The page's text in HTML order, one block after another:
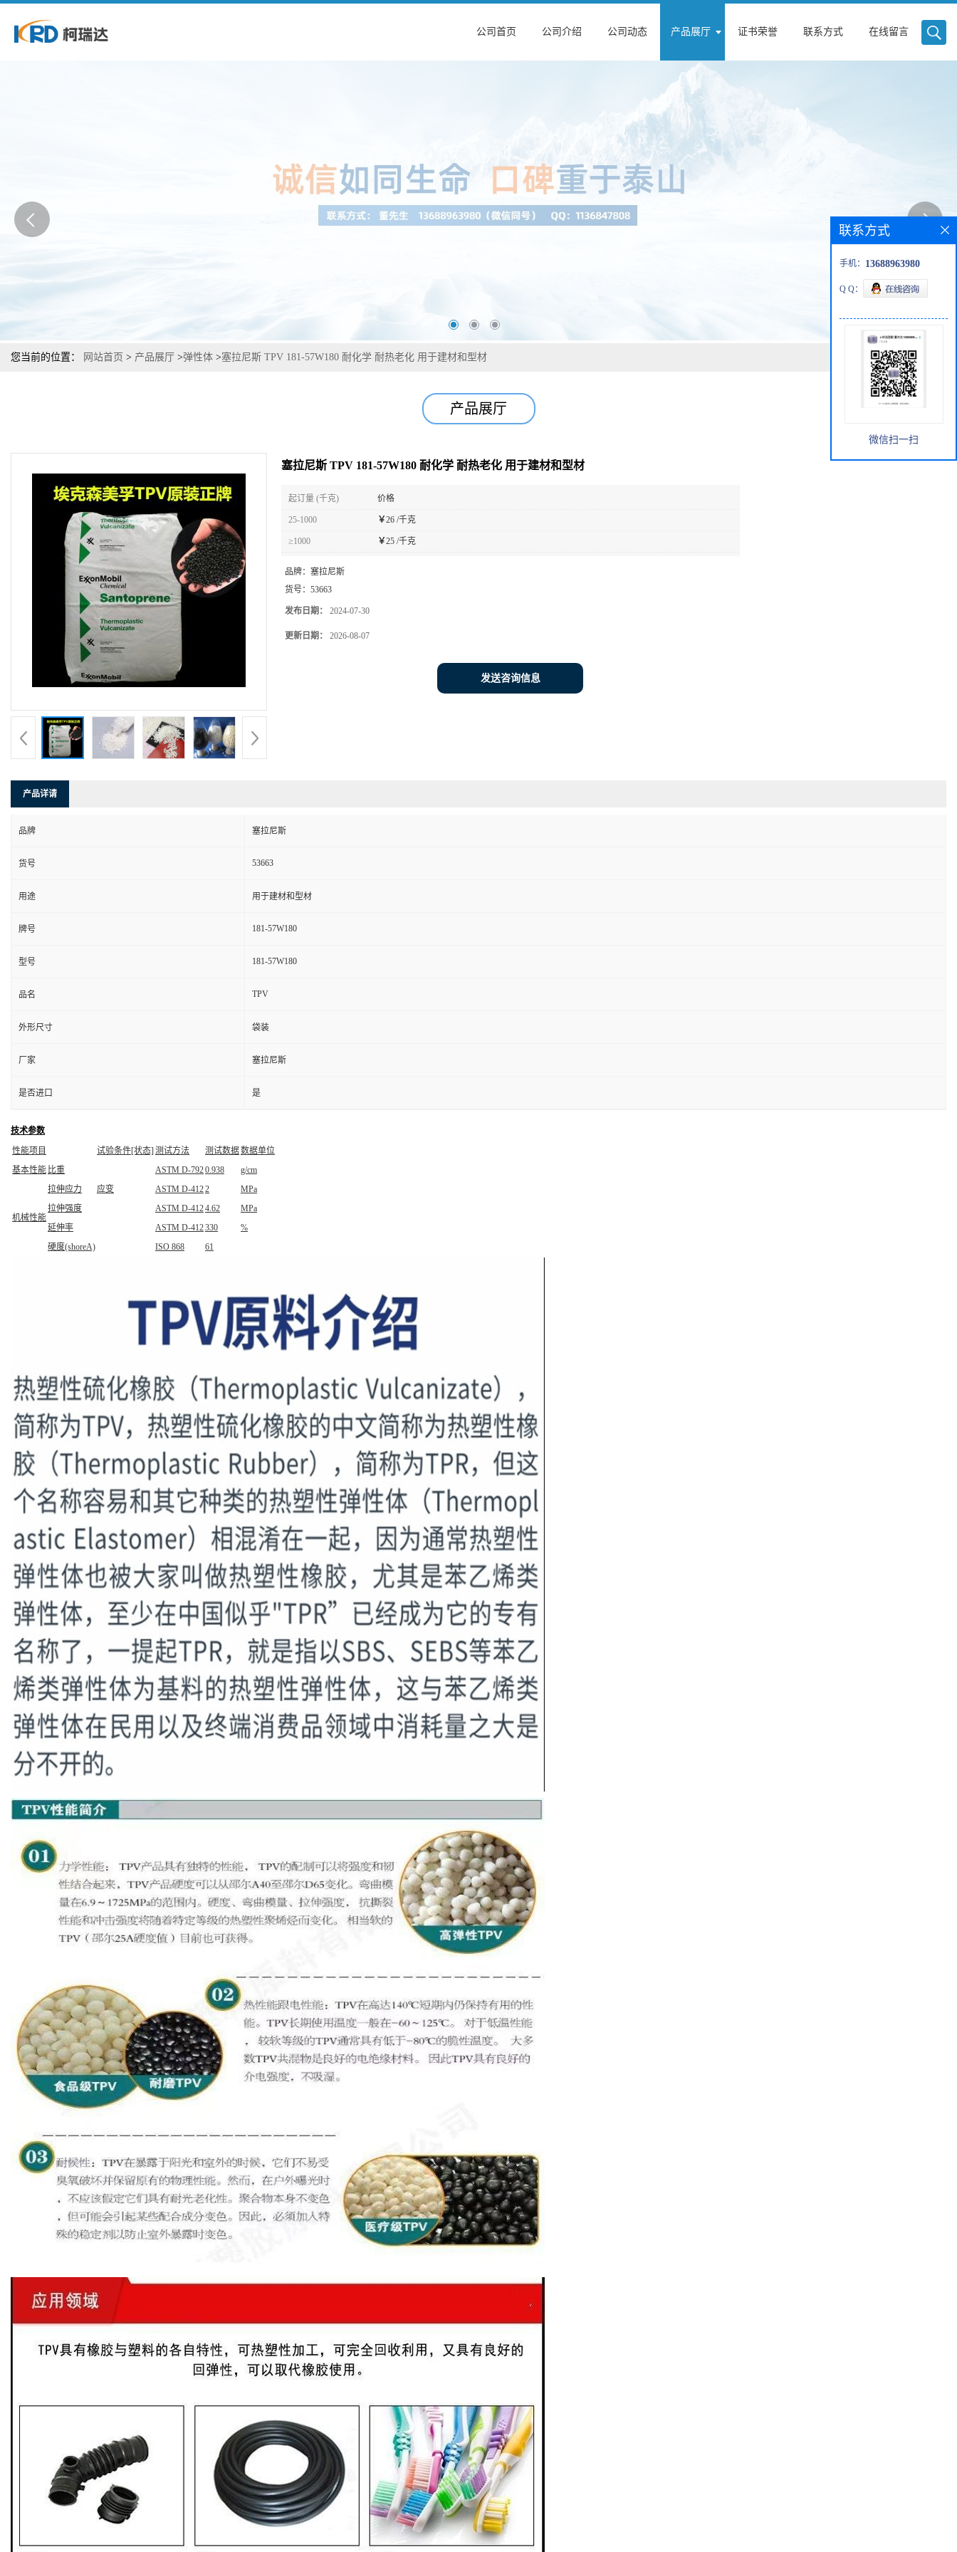
公司首页 公司介绍 公司动态 产品展厅 证书荣誉 联系方式 在线留言
您当前的位置： 网站首页 > 产品展厅 >弹性体 >塞拉尼斯 TPV 181-57W180 耐化学 耐热老化 用于建材和型材
产品展厅
塞拉尼斯 TPV 181-57W180 耐化学 耐热老化 用于建材和型材
起订量 (千克) 价格
25-1000 ￥26 /千克
≥1000 ￥25 /千克
品牌： 塞拉尼斯
货号： 53663
发布日期： 2024-07-30
更新日期： 2026-08-07
发送咨询信息
产品详请
品牌 塞拉尼斯
货号 53663
用途 用于建材和型材
牌号 181-57W180
型号 181-57W180
品名 TPV
外形尺寸 袋装
厂家 塞拉尼斯
是否进口 是
技术参数
性能项目
试验条件[状态] 测试方法 测试数据数据单位
基本性能 比重 ASTM D-7920.938 g/cm
机械性能
拉伸应力 应变 ASTM D-4122
MPa
拉伸强度
ASTM D-4124.62
MPa
延伸率
ASTM D-412330
%
硬度(shoreA)
ISO 868 61
联系方式
手机： 13688963980
Q Q：
微信扫一扫